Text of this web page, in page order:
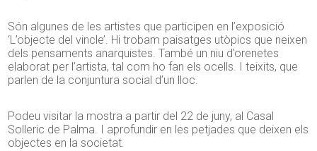
Són algunes de les artistes que participen en l’exposició
‘L’objecte del vincle’. Hi trobam paisatges utòpics que neixen
dels pensaments anarquistes. També un niu d’orenetes
elaborat per l’artista, tal com ho fan els ocells. I teixits, que
parlen de la conjuntura social d’un lloc.
Podeu visitar la mostra a partir del 22 de juny, al Casal
Solleric de Palma. I aprofundir en les petjades que deixen els
objectes en la societat.